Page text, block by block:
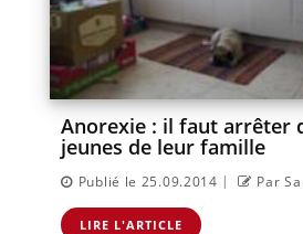
Anorexie : il faut arrêter
jeunes de leur famille
Publié le 25.09.2014 | Par
LIRE L'ARTICLE